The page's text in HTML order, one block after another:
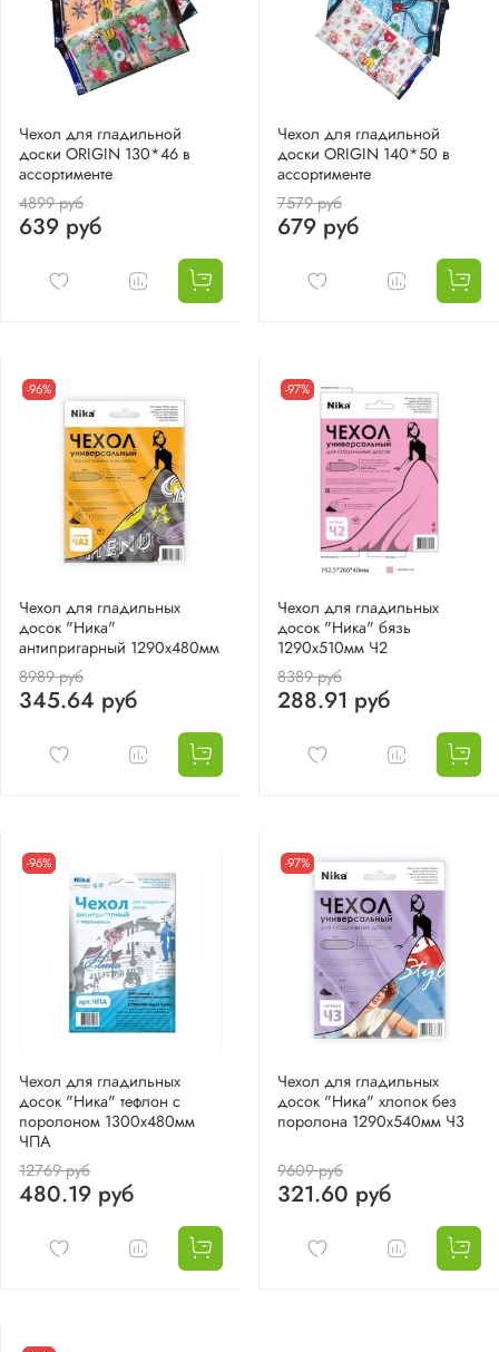
Чехол для гладильной
доски ORIGIN 130*46 в
ассортименте
4899 руб
639 руб
Чехол для гладильной
доски ORIGIN 140*50 в
ассортименте
7579 руб
679 руб
-96%
Чехол для гладильных
досок "Ника"
антипригарный 1290х480мм
8989 руб
345.64 руб
-97%
Чехол для гладильных
досок "Ника" бязь
1290х510мм Ч2
8389 руб
288.91 руб
-96%
Чехол для гладильных
досок "Ника" тефлон с
поролоном 1300х480мм
ЧПА
12769 руб
480.19 руб
-97%
Чехол для гладильных
досок "Ника" хлопок без
поролона 1290х540мм Ч3
9609 руб
321.60 руб